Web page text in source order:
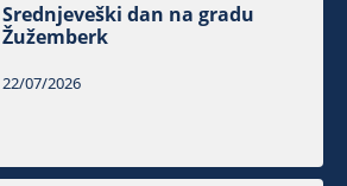
Srednjeveški dan na gradu
Žužemberk
22/07/2026